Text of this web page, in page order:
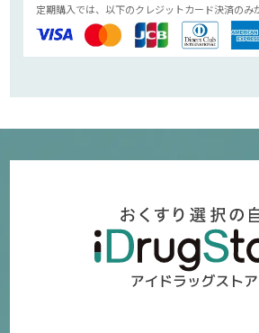
定期購入では、以下のクレジットカード決済のみ